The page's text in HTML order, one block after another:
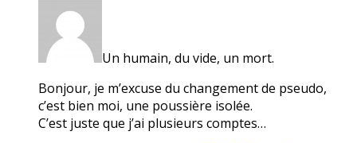
Un humain, du vide, un mort.
Bonjour, je m’excuse du changement de pseudo,
c’est bien moi, une poussière isolée.
C’est juste que j’ai plusieurs comptes…